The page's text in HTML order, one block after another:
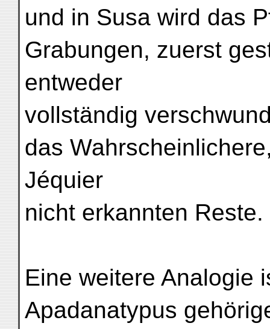
und in Susa wird das
Grabungen, zuerst
entweder
vollständig
das
Jéquier
nicht erkannten Reste.
Eine weitere Analogie
Apadanatypus